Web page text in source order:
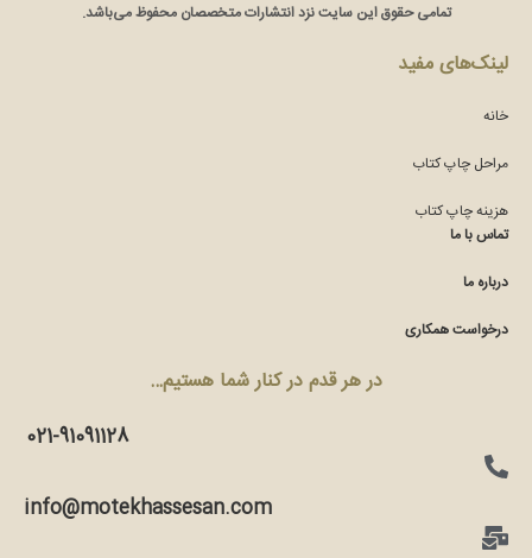
تمامی حقوق این سایت نزد انتشارات متخصصان محفوظ می‌باشد.
لینک‌های مفید
خانه
مراحل چاپ کتاب
هزینه چاپ کتاب
تماس با ما
درباره ما
درخواست همکاری
در هر قدم در کنار شما هستیم…
021-91091128
info@motekhassesan.com